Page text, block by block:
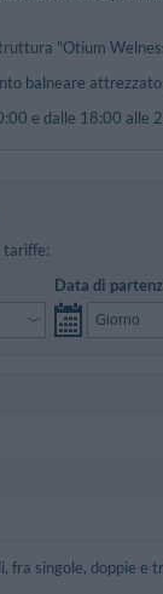
"Otium
balneare
e dalle 18:00 alle
tariffe:
Data di
fra singole, doppie